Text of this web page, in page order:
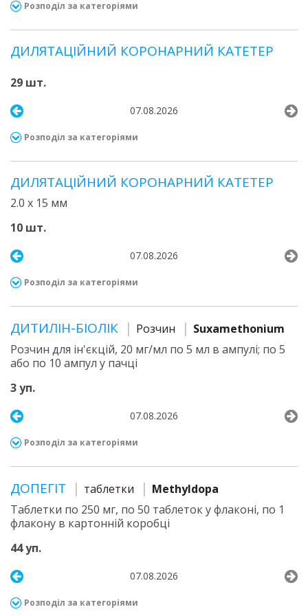
Розподіл за категоріями
ДИЛЯТАЦІЙНИЙ КОРОНАРНИЙ КАТЕТЕР
29 шт.
07.08.2026
Розподіл за категоріями
ДИЛЯТАЦІЙНИЙ КОРОНАРНИЙ КАТЕТЕР
2.0 х 15 мм
10 шт.
07.08.2026
Розподіл за категоріями
ДИТИЛІН-БІОЛІК Розчин
Suxamethonium
Розчин для ін'єкцій, 20 мг/мл по 5 мл в ампулі; по 5
або по 10 ампул у пачці
3 уп.
07.08.2026
Розподіл за категоріями
ДОПЕГІТ таблетки
Methyldopa
Таблетки по 250 мг, по 50 таблеток у флаконі, по 1
флакону в картонній коробці
44 уп.
07.08.2026
Розподіл за категоріями